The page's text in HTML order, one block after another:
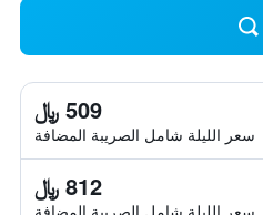
509 ﷼
سعر الليلة شامل الصريبة المضافة
812 ﷼
سعر الليلة شامل الصريبة المضافة